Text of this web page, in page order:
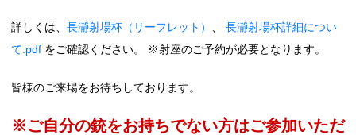
詳しくは、 長瀞射場杯（リーフレット）
長瀞射場杯詳細につい
て.pdf をご確認ください。 ※射座のご予約が必要となります。
皆様のご来場をお待ちしております。
※ご自分の銃をお持ちでない方はご参加いただ